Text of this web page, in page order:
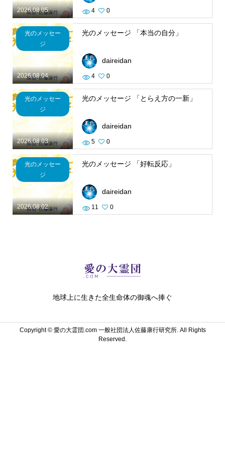
2026.08.05 4 0
2026.08.04
光のメッセー
ジ
光のメッセージ 「本当の自分」
daireidan
4 0
2026.08.03
光のメッセー
ジ
光のメッセージ 「とらえ方の一新」
daireidan
5 0
2026.08.02
光のメッセー
ジ
光のメッセージ 「好転反応」
daireidan
11 0
地球上に生きた全生命体の御魂へ捧ぐ
Copyright ©愛の大霊団.com 一般社団法人佐藤康行研究所. All Rights
Reserved.